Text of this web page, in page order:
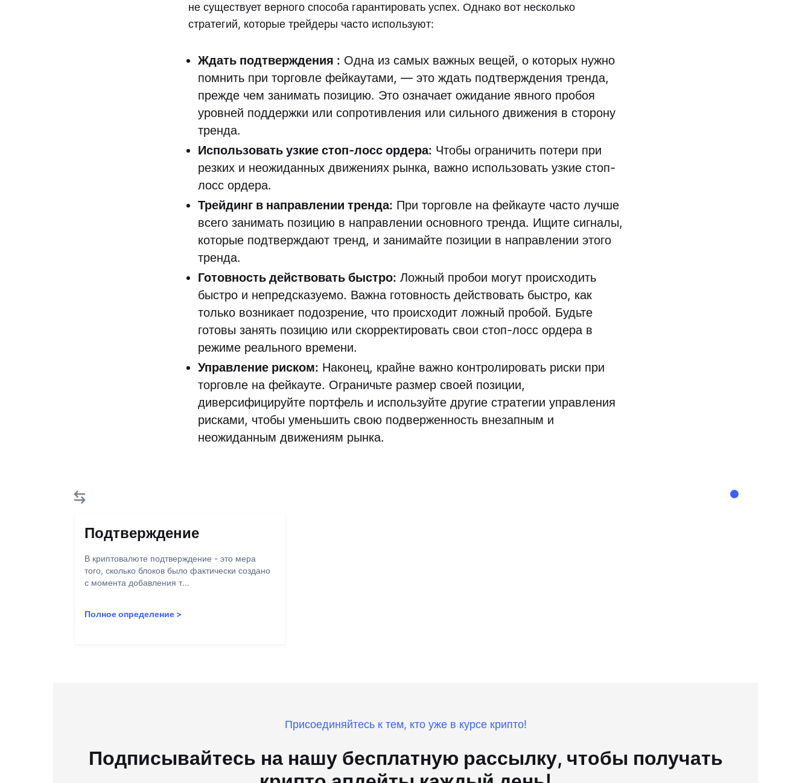
не существует верного способа гарантировать успех. Однако вот несколько
стратегий, которые трейдеры часто используют:
Ждать подтверждения : Одна из самых важных вещей, о которых нужно
помнить при торговле фейкаутами, — это ждать подтверждения тренда,
прежде чем занимать позицию. Это означает ожидание явного пробоя
уровней поддержки или сопротивления или сильного движения в сторону
тренда.
Использовать узкие стоп-лосс ордера: Чтобы ограничить потери при
резких и неожиданных движениях рынка, важно использовать узкие стоп-
лосс ордера.
Трейдинг в направлении тренда: При торговле на фейкауте часто лучше
всего занимать позицию в направлении основного тренда. Ищите сигналы,
которые подтверждают тренд, и занимайте позиции в направлении этого
тренда.
Готовность действовать быстро: Ложный пробои могут происходить
быстро и непредсказуемо. Важна готовность действовать быстро, как
только возникает подозрение, что происходит ложный пробой. Будьте
готовы занять позицию или скорректировать свои стоп-лосс ордера в
режиме реального времени.
Управление риском: Наконец, крайне важно контролировать риски при
торговле на фейкауте. Ограничьте размер своей позиции,
диверсифицируйте портфель и используйте другие стратегии управления
рисками, чтобы уменьшить свою подверженность внезапным и
неожиданным движениям рынка.
Подтверждение
В криптовалюте подтверждение - это мера
того, сколько блоков было фактически создано
с момента добавления т...
Полное определение >
Присоединяйтесь к тем, кто уже в курсе крипто!
Подписывайтесь на нашу бесплатную рассылку, чтобы получать